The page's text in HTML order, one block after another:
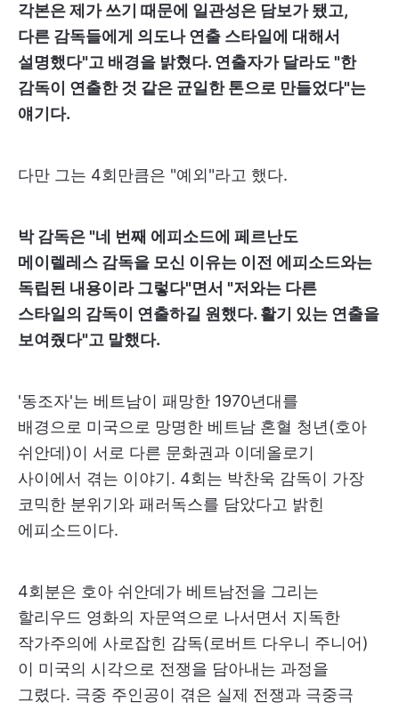
각본은 제가 쓰기 때문에 일관성은 담보가 됐고,
다른 감독들에게 의도나 연출 스타일에 대해서
설명했다"고 배경을 밝혔다. 연출자가 달라도 "한
감독이 연출한 것 같은 균일한 톤으로 만들었다"는
얘기다.
다만 그는 4회만큼은 "예외"라고 했다.
박 감독은 "네 번째 에피소드에 페르난도
메이렐레스 감독을 모신 이유는 이전 에피소드와는
독립된 내용이라 그렇다"면서 "저와는 다른
스타일의 감독이 연출하길 원했다. 활기 있는 연출을
보여줬다"고 말했다.
'동조자'는 베트남이 패망한 1970년대를
배경으로 미국으로 망명한 베트남 혼혈 청년(호아
쉬안데)이 서로 다른 문화권과 이데올로기
사이에서 겪는 이야기. 4회는 박찬욱 감독이 가장
코믹한 분위기와 패러독스를 담았다고 밝힌
에피소드이다.
4회분은 호아 쉬안데가 베트남전을 그리는
할리우드 영화의 자문역으로 나서면서 지독한
작가주의에 사로잡힌 감독(로버트 다우니 주니어)
이 미국의 시각으로 전쟁을 담아내는 과정을
그렸다. 극중 주인공이 겪은 실제 전쟁과 극중극